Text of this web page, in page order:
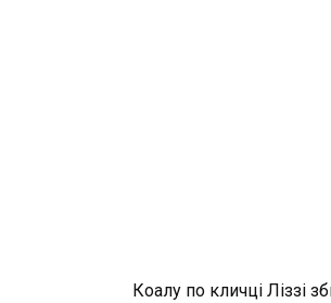
Коалу по кличці Ліззі